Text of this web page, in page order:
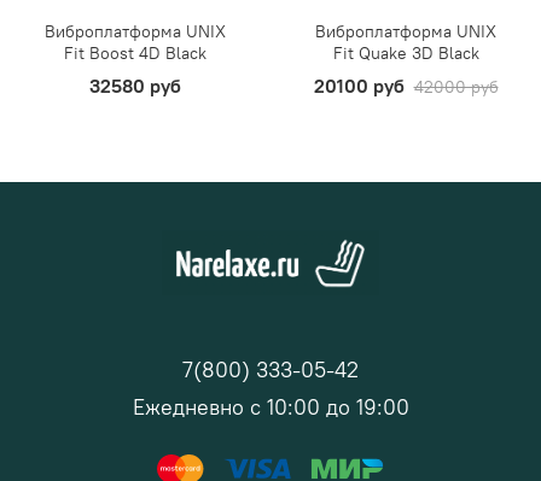
Виброплатформа UNIX
Fit Boost 4D Black
32580 руб
Виброплатформа UNIX
Fit Quake 3D Black
20100 руб 42000 руб
7(800) 333-05-42
Ежедневно с 10:00 до 19:00